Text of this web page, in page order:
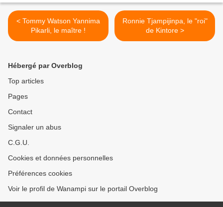
< Tommy Watson Yannima
Pikarli, le maître !
Ronnie Tjampijinpa, le "roi"
de Kintore >
Hébergé par Overblog
Top articles
Pages
Contact
Signaler un abus
C.G.U.
Cookies et données personnelles
Préférences cookies
Voir le profil de Wanampi sur le portail Overblog